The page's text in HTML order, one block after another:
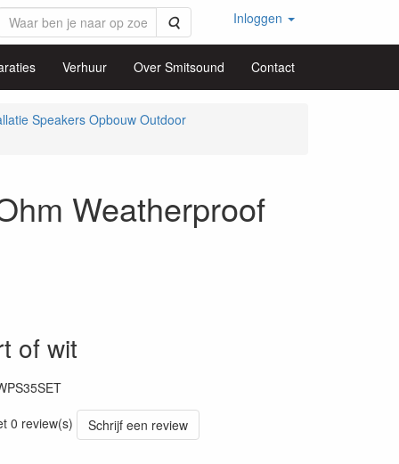
Zoeken Inloggen
Verhuur Over Smitsound Contact
Speakers Opbouw Outdoor
Weatherproof
of wit
0 review(s)
Schrijf een review